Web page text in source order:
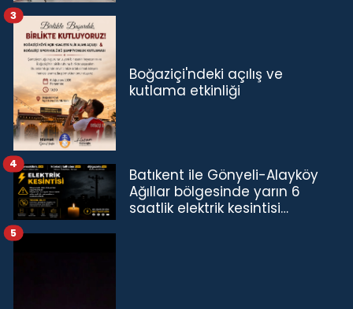
Boğaziçi'ndeki açılış ve
kutlama etkinliği
3
Batıkent ile Gönyeli-Alayköy
Ağıllar bölgesinde yarın 6
saatlik elektrik kesintisi…
4
5